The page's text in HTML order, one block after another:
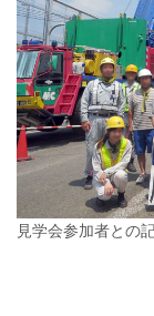
見学会参加者との